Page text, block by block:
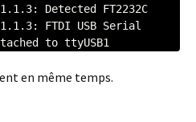
Detected FT2232C
FTDI USB Serial
en même temps.